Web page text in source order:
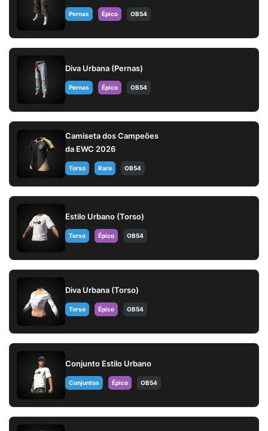
Pernas Épico OB54
Diva Urbana (Pernas)
Pernas Épico OB54
Camiseta dos Campeões
da EWC 2026
Torso Raro OB54
Estilo Urbano (Torso)
Torso Épico OB54
Diva Urbana (Torso)
Torso Épico OB54
Conjunto Estilo Urbano
Conjuntos Épico OB54